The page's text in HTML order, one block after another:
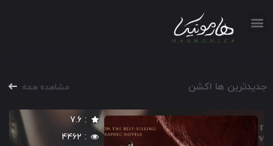
جدیدترین ها اکشن مشاهده همه
:
7.6
:
4462